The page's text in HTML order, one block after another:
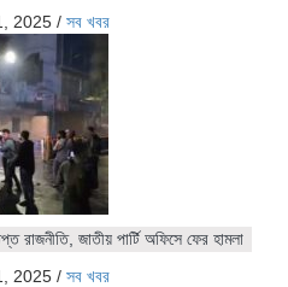
2025 / সব খবর
জাতীয় পার্টি অফিসে ফের হামলা
2025 / সব খবর